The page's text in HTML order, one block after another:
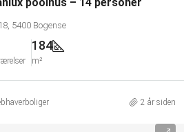
5400 Bogense
184
m²
2 år siden